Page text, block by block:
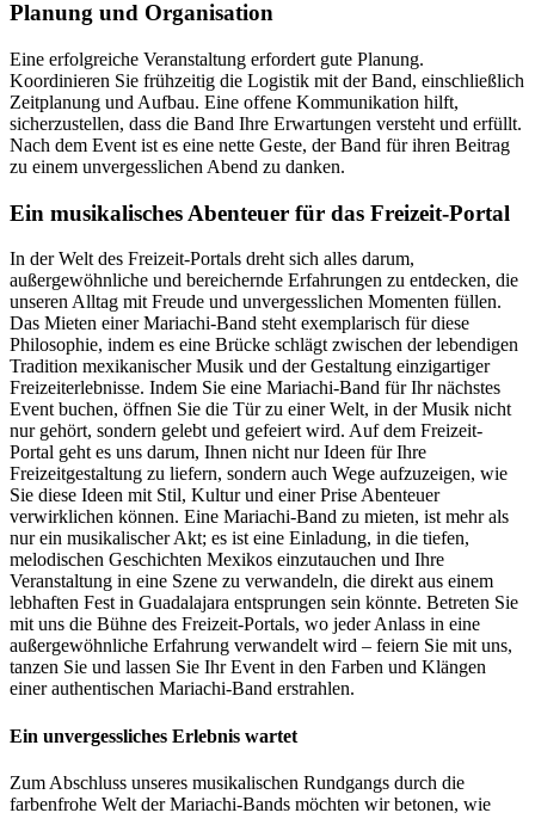
Planung und Organisation
Eine erfolgreiche Veranstaltung erfordert gute Planung.
Koordinieren Sie frühzeitig die Logistik mit der Band, einschließlich
Zeitplanung und Aufbau. Eine offene Kommunikation hilft,
sicherzustellen, dass die Band Ihre Erwartungen versteht und erfüllt.
Nach dem Event ist es eine nette Geste, der Band für ihren Beitrag
zu einem unvergesslichen Abend zu danken.
Ein musikalisches Abenteuer für das Freizeit-Portal
In der Welt des Freizeit-Portals dreht sich alles darum,
außergewöhnliche und bereichernde Erfahrungen zu entdecken, die
unseren Alltag mit Freude und unvergesslichen Momenten füllen.
Das Mieten einer Mariachi-Band steht exemplarisch für diese
Philosophie, indem es eine Brücke schlägt zwischen der lebendigen
Tradition mexikanischer Musik und der Gestaltung einzigartiger
Freizeiterlebnisse. Indem Sie eine Mariachi-Band für Ihr nächstes
Event buchen, öffnen Sie die Tür zu einer Welt, in der Musik nicht
nur gehört, sondern gelebt und gefeiert wird. Auf dem Freizeit-
Portal geht es uns darum, Ihnen nicht nur Ideen für Ihre
Freizeitgestaltung zu liefern, sondern auch Wege aufzuzeigen, wie
Sie diese Ideen mit Stil, Kultur und einer Prise Abenteuer
verwirklichen können. Eine Mariachi-Band zu mieten, ist mehr als
nur ein musikalischer Akt; es ist eine Einladung, in die tiefen,
melodischen Geschichten Mexikos einzutauchen und Ihre
Veranstaltung in eine Szene zu verwandeln, die direkt aus einem
lebhaften Fest in Guadalajara entsprungen sein könnte. Betreten Sie
mit uns die Bühne des Freizeit-Portals, wo jeder Anlass in eine
außergewöhnliche Erfahrung verwandelt wird – feiern Sie mit uns,
tanzen Sie und lassen Sie Ihr Event in den Farben und Klängen
einer authentischen Mariachi-Band erstrahlen.
Ein unvergessliches Erlebnis wartet
Zum Abschluss unseres musikalischen Rundgangs durch die
farbenfrohe Welt der Mariachi-Bands möchten wir betonen, wie